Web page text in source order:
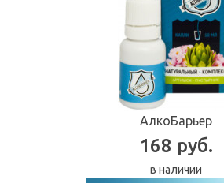
АлкоБарьер
168 руб.
в наличии